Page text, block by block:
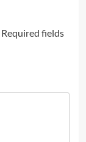
Required fields